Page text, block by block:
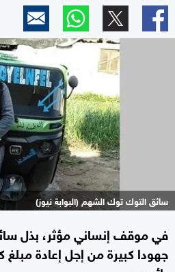
سائق التوك توك الشهم (البوابة نيوز)
في موقف إنساني مؤثر، بذل
جهودا كبيرة من إجل إعادة مبلغ